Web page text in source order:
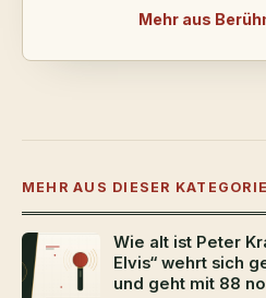
Mehr aus
MEHR AUS DIESER KATEGORIE
Wie alt ist Peter
Elvis“ wehrt sich
und geht mit 88